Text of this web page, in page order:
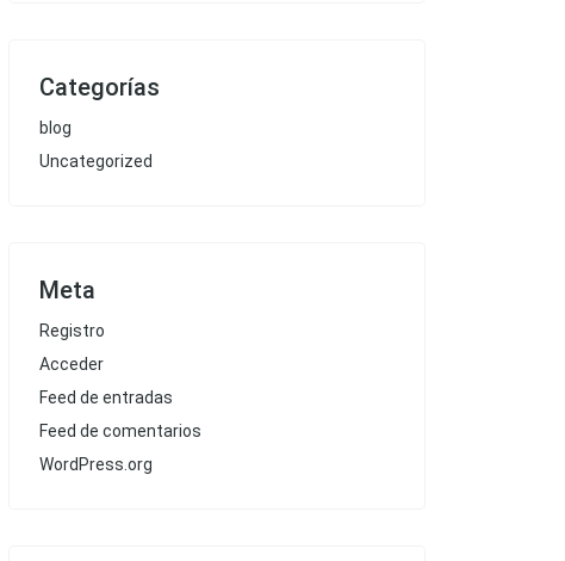
Categorías
blog
Uncategorized
Meta
Registro
Acceder
Feed de entradas
Feed de comentarios
WordPress.org